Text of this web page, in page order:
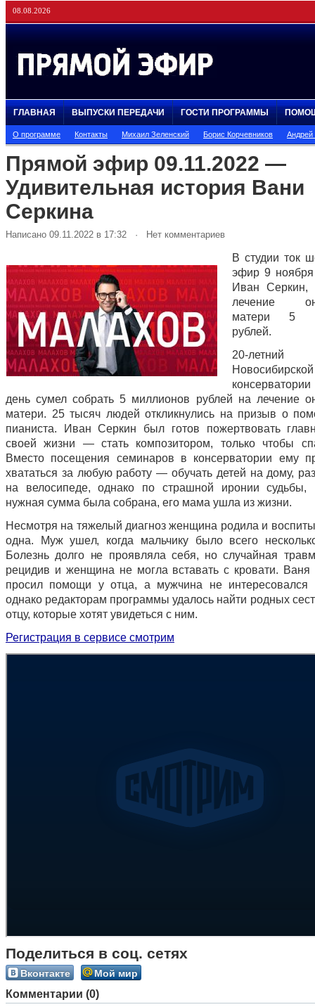
08.08.2026
ГЛАВНАЯ ВЫПУСКИ ПЕРЕДАЧИ ГОСТИ ПРОГРАММЫ
О программе Контакты Михаил Зеленский Борис Корчевников
Прямой эфир 09.11.2022 —
Удивительная история Вани
Серкина
Написано 09.11.2022 в 17:32 · Нет комментариев
В студии ток
эфир 9
Иван Серкин,
лечение
матери 5
рублей.
20-летний
Новосибирской
день сумел собрать 5 миллионов рублей на лечение
матери. 25 тысяч людей откликнулись на призыв о
пианиста. Иван Серкин был готов пожертвовать
своей жизни — стать композитором, только чтобы
Вместо посещения семинаров в консерватории ему
хвататься за любую работу — обучать детей на дому,
на велосипеде, однако по страшной иронии судьбы,
нужная сумма была собрана, его мама ушла из жизни.
Несмотря на тяжелый диагноз женщина родила и
одна. Муж ушел, когда мальчику было всего
Болезнь долго не проявляла себя, но случайная
рецидив и женщина не могла вставать с кровати. Ваня
просил помощи у отца, а мужчина не интересовался
однако редакторам программы удалось найти родных
отцу, которые хотят увидеться с ним.
Регистрация в сервисе смотрим
Поделиться в соц. сетях
Вконтакте Мой мир
Комментарии (0)